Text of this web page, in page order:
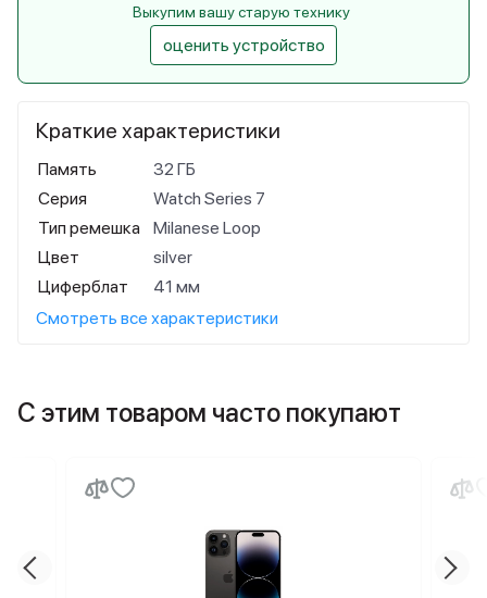
Краткие характеристики
Память
32 ГБ
Серия
Watch Series 7
Тип ремешка
Milanese Loop
Цвет
silver
Циферблат
41 мм
Смотреть все характеристики
Выкупим вашу старую технику
оценить устройство
С этим товаром часто покупают